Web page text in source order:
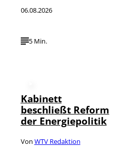
06.08.2026
5 Min.
Kabinett
beschließt Reform
der Energiepolitik
Von WTV Redaktion